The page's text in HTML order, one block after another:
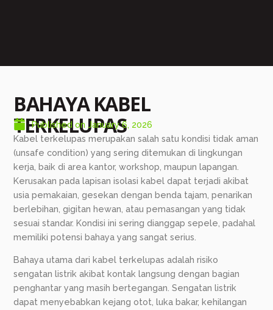
BAHAYA KABEL
TERKELUPAS
Published on January 6, 2026
Kabel terkelupas merupakan salah satu kondisi tidak aman
(unsafe condition) yang sering ditemukan di lingkungan
kerja, baik di area kantor, workshop, maupun lapangan.
Kerusakan pada lapisan isolasi kabel dapat terjadi akibat
usia pemakaian, gesekan dengan benda tajam, penarikan
berlebihan, gigitan hewan, atau pemasangan yang tidak
sesuai standar. Kondisi ini sering dianggap sepele, padahal
memiliki potensi bahaya yang sangat serius.
Bahaya utama dari kabel terkelupas adalah risiko
sengatan listrik akibat kontak langsung dengan bagian
penghantar yang masih bertegangan. Sengatan listrik
dapat menyebabkan kejang otot, luka bakar, kehilangan